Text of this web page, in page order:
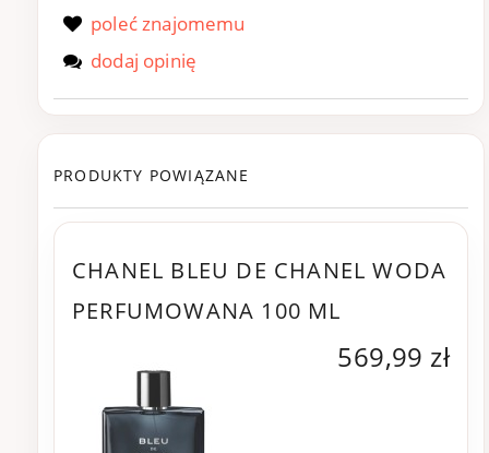
poleć znajomemu
dodaj opinię
PRODUKTY POWIĄZANE
CHANEL BLEU DE CHANEL WODA
PERFUMOWANA 100 ML
569,99 zł